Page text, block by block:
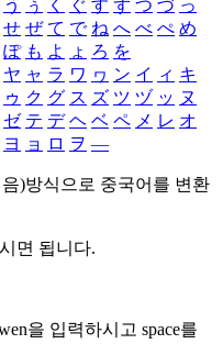
う ぅ く ぐ す ず つ づ っ
せ ぜ て で ね へ べ ぺ め
ぽ も よ ょ ろ を
ヤ ャ ラ ワ ヮ ン イ ィ キ
ゥ ク グ ス ズ ツ ヅ ッ ヌ
ゼ テ デ ヘ ベ ペ メ レ オ
ヨ ョ ロ ヲ ―
)방식으로 중국어를 변환
면 됩니다.
을 입력하시고 space를